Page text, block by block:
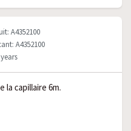
A4352100
A4352100
capillaire 6m.